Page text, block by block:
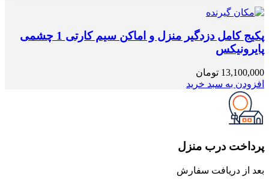
پکیج کامل دزدگیر منزل و اماکن سیم کارتی 1 چشمی
پایرونیکس
13,100,000 تومان
افزودن به سبد خرید
پرداخت درب منزل
بعد از دریافت سفارش